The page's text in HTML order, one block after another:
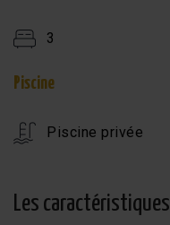
3
Piscine
Piscine privée
Les caractéristiques